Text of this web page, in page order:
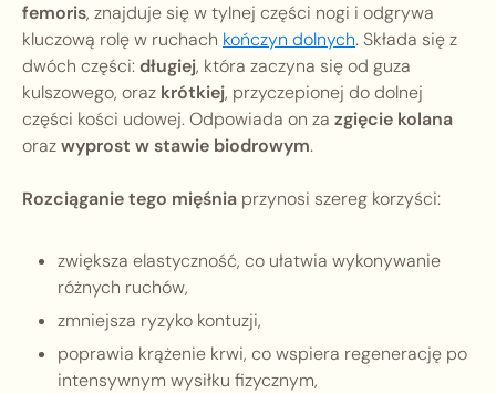
femoris, znajduje się w tylnej części nogi i odgrywa
kluczową rolę w ruchach kończyn dolnych. Składa się z
dwóch części:długiej, która zaczyna się od guza
kulszowego, oraz krótkiej, przyczepionej do dolnej
części kości udowej. Odpowiada on za zgięcie kolana
orazwyprost w stawie biodrowym.
Rozciąganie tego mięśnia przynosi szereg korzyści:
zwiększa elastyczność, co ułatwia wykonywanie
różnych ruchów,
zmniejsza ryzyko kontuzji,
poprawia krążenie krwi, co wspiera regenerację po
intensywnym wysiłku fizycznym,